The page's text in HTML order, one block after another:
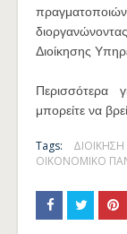
Διοίκησης
Περισσότερα
μπορείτε να
Tags: ΔΙΟΙΚΗΣΗ
ΟΙΚΟΝΟΜΙΚΟ